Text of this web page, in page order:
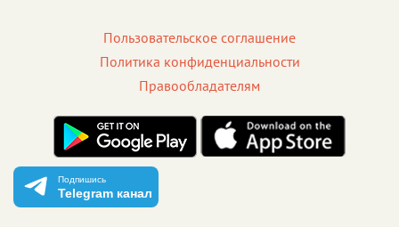
Пользовательское соглашение
Политика конфиденциальности
Правообладателям
Подпишись
Telegram канал